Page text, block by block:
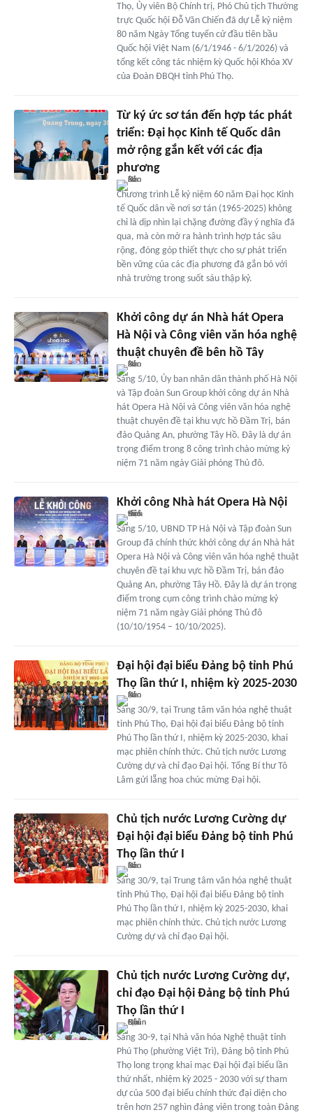
Thọ, Ủy viên Bộ Chính trị, Phó Chủ tịch Thường
trực Quốc hội Đỗ Văn Chiến đã dự Lễ kỷ niệm
80 năm Ngày Tổng tuyển cử đầu tiên bầu
Quốc hội Việt Nam (6/1/1946 - 6/1/2026) và
tổng kết công tác nhiệm kỳ Quốc hội Khóa XV
của Đoàn ĐBQH tỉnh Phú Thọ.
Từ ký ức sơ tán đến hợp tác phát
triển: Đại học Kinh tế Quốc dân
mở rộng gắn kết với các địa
phương
Chương trình Lễ kỷ niệm 60 năm Đại học Kinh
tế Quốc dân về nơi sơ tán (1965-2025) không
chỉ là dịp nhìn lại chặng đường đầy ý nghĩa đã
qua, mà còn mở ra hành trình hợp tác sâu
rộng, đóng góp thiết thực cho sự phát triển
bền vững của các địa phương đã gắn bó với
nhà trường trong suốt sáu thập kỷ.
Khởi công dự án Nhà hát Opera
Hà Nội và Công viên văn hóa nghệ
thuật chuyên đề bên hồ Tây
Sáng 5/10, Ủy ban nhân dân thành phố Hà Nội
và Tập đoàn Sun Group khởi công dự án Nhà
hát Opera Hà Nội và Công viên văn hóa nghệ
thuật chuyên đề tại khu vực hồ Đầm Trị, bán
đảo Quảng An, phường Tây Hồ. Đây là dự án
trọng điểm trong 8 công trình chào mừng kỷ
niệm 71 năm ngày Giải phóng Thủ đô.
Khởi công Nhà hát Opera Hà Nội
Sáng 5/10, UBND TP Hà Nội và Tập đoàn Sun
Group đã chính thức khởi công dự án Nhà hát
Opera Hà Nội và Công viên văn hóa nghệ thuật
chuyên đề tại khu vực hồ Đầm Trị, bán đảo
Quảng An, phường Tây Hồ. Đây là dự án trọng
điểm trong cụm công trình chào mừng kỷ
niệm 71 năm ngày Giải phóng Thủ đô
(10/10/1954 – 10/10/2025).
Đại hội đại biểu Đảng bộ tỉnh Phú
Thọ lần thứ I, nhiệm kỳ 2025-2030
Sáng 30/9, tại Trung tâm văn hóa nghệ thuật
tỉnh Phú Thọ, Đại hội đại biểu Đảng bộ tỉnh
Phú Thọ lần thứ I, nhiệm kỳ 2025-2030, khai
mạc phiên chính thức. Chủ tịch nước Lương
Cường dự và chỉ đạo Đại hội. Tổng Bí thư Tô
Lâm gửi lẵng hoa chúc mừng Đại hội.
Chủ tịch nước Lương Cường dự
Đại hội đại biểu Đảng bộ tỉnh Phú
Thọ lần thứ I
Sáng 30/9, tại Trung tâm văn hóa nghệ thuật
tỉnh Phú Thọ, Đại hội đại biểu Đảng bộ tỉnh
Phú Thọ lần thứ I, nhiệm kỳ 2025-2030, khai
mạc phiên chính thức. Chủ tịch nước Lương
Cường dự và chỉ đạo Đại hội.
Chủ tịch nước Lương Cường dự,
chỉ đạo Đại hội Đảng bộ tỉnh Phú
Thọ lần thứ I
Sáng 30-9, tại Nhà văn hóa Nghệ thuật tỉnh
Phú Thọ (phường Việt Trì), Đảng bộ tỉnh Phú
Thọ long trọng khai mạc Đại hội đại biểu lần
thứ nhất, nhiệm kỳ 2025 - 2030 với sự tham
dự của 500 đại biểu chính thức đại diện cho
trên hơn 257 nghìn đảng viên trong toàn Đảng